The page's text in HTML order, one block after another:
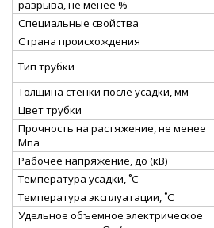
разрыва, не менее %
Специальные свойства
Страна происхождения
Тип трубки
Толщина стенки после усадки, мм
Цвет трубки
Прочность на растяжение, не менее
Мпа
Рабочее напряжение, до (кВ)
Температура усадки, ˚С
Температура эксплуатации, ˚С
Удельное объемное электрическое